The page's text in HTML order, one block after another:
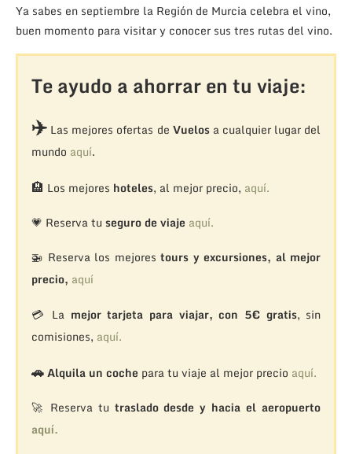
Ya sabes en septiembre la Región de Murcia celebra el vino,
buen momento para visitar y conocer sus tres rutas del vino.
Te ayudo a ahorrar en tu viaje:
✈️Las mejores ofertas de Vuelosa cualquier lugar del
mundo aquí.
🏨 Los mejores hoteles, al mejor precio, aquí.
💗 Reserva tu seguro de viaje aquí.
🚁 Reserva los mejorestours y excursiones, al mejor
precio, aquí
💳 La mejor tarjeta para viajar, con 5€ gratis, sin
comisiones, aquí.
🚗Alquila un coche para tu viaje al mejor precio aquí.
🚀 Reserva tu traslado desde y hacia el aeropuerto
aquí.